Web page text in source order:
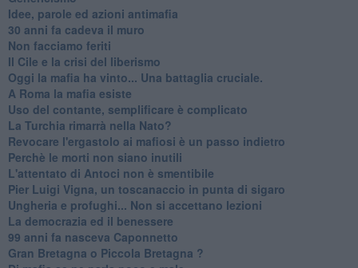
Idee, parole ed azioni antimafia
30 anni fa cadeva il muro
Non facciamo feriti
Il Cile e la crisi del liberismo
Oggi la mafia ha vinto... Una battaglia cruciale.
A Roma la mafia esiste
Uso del contante, semplificare è complicato
La Turchia rimarrà nella Nato?
Revocare l'ergastolo ai mafiosi è un passo indietro
Perchè le morti non siano inutili
L'attentato di Antoci non è smentibile
Pier Luigi Vigna, un toscanaccio in punta di sigaro
Ungheria e profughi... Non si accettano lezioni
La democrazia ed il benessere
99 anni fa nasceva Caponnetto
Gran Bretagna o Piccola Bretagna ?